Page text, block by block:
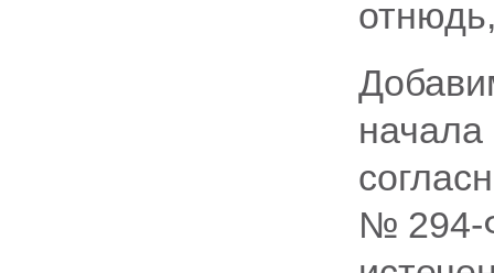
начала
№ 294-